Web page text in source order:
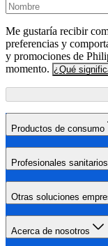
Me gustaría recibir
preferencias y
y promociones de
momento. ¿Qué
Productos de consumo
Profesionales sanitarios
Otras soluciones
Acerca de nosotros